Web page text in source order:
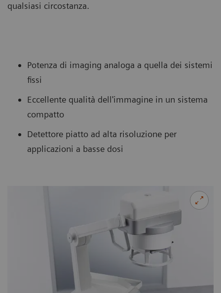
qualsiasi circostanza.
Potenza di imaging analoga a quella dei sistemi
fissi
Eccellente qualità dell'immagine in un sistema
compatto
Detettore piatto ad alta risoluzione per
applicazioni a basse dosi